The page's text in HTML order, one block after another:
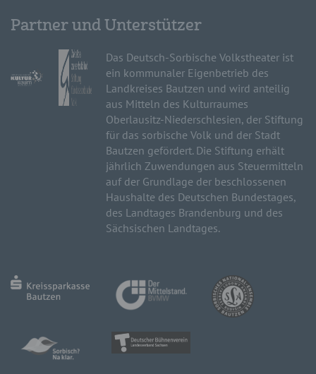
Partner und Unterstützer
Das Deutsch-Sorbische Volkstheater ist
ein kommunaler Eigenbetrieb des
Landkreises Bautzen und wird anteilig
aus Mitteln des Kulturraumes
Oberlausitz-Niederschlesien, der Stiftung
für das sorbische Volk und der Stadt
Bautzen gefördert. Die Stiftung erhält
jährlich Zuwendungen aus Steuermitteln
auf der Grundlage der beschlossenen
Haushalte des Deutschen Bundestages,
des Landtages Brandenburg und des
Sächsischen Landtages.